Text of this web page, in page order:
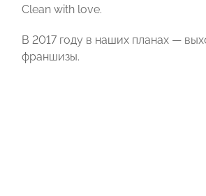
Clean with love.
В 2017 году в наших планах —
франшизы.